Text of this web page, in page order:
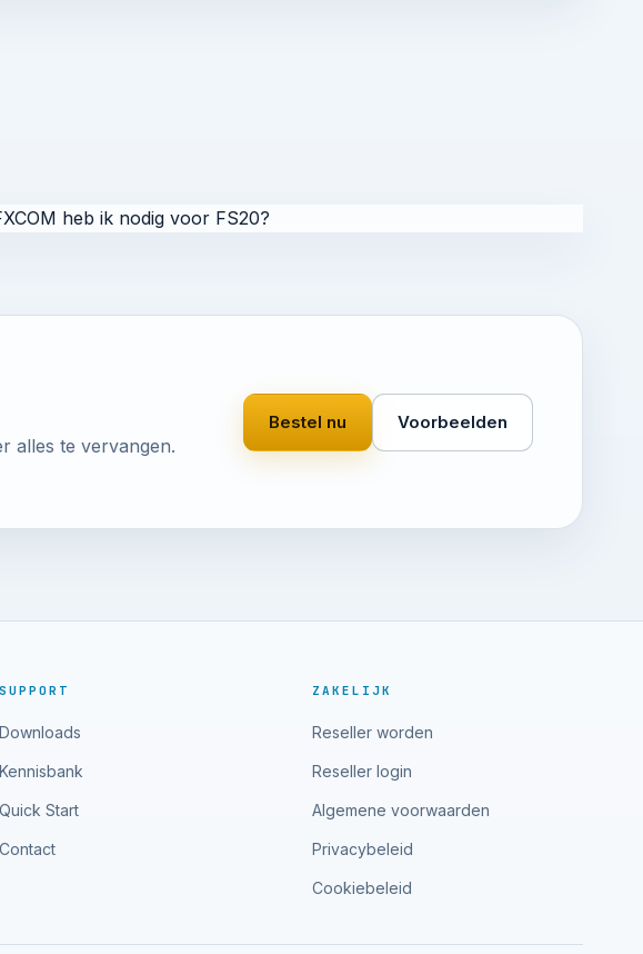
heb ik nodig voor FS20?
alles te vervangen.
Bestel nu Voorbeelden
SUPPORT
Downloads
Kennisbank
Quick Start
Contact
ZAKELIJK
Reseller worden
Reseller login
Algemene voorwaarden
Privacybeleid
Cookiebeleid